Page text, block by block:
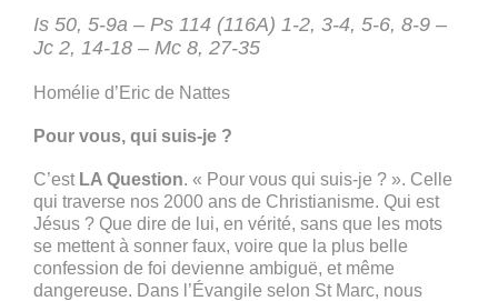
Is 50, 5-9a – Ps 114 (116A) 1-2, 3-4, 5-6, 8-9 –
Jc 2, 14-18 – Mc 8, 27-35
Homélie d’Eric de Nattes
Pour vous, qui suis-je ?
C’est LA Question. « Pour vous qui suis-je ? ». Celle
qui traverse nos 2000 ans de Christianisme. Qui est
Jésus ? Que dire de lui, en vérité, sans que les mots
se mettent à sonner faux, voire que la plus belle
confession de foi devienne ambiguë, et même
dangereuse. Dans l’Évangile selon St Marc, nous